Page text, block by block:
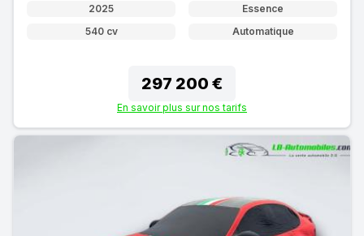
2025
Essence
540 cv
Automatique
297 200 €
En savoir plus sur nos tarifs